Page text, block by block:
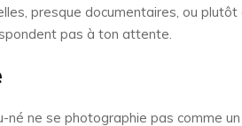
presque documentaires, ou
pas à ton attente.
ne se photographie pas comme